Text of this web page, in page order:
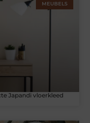
MEUBELS
Japandi vloerkleed